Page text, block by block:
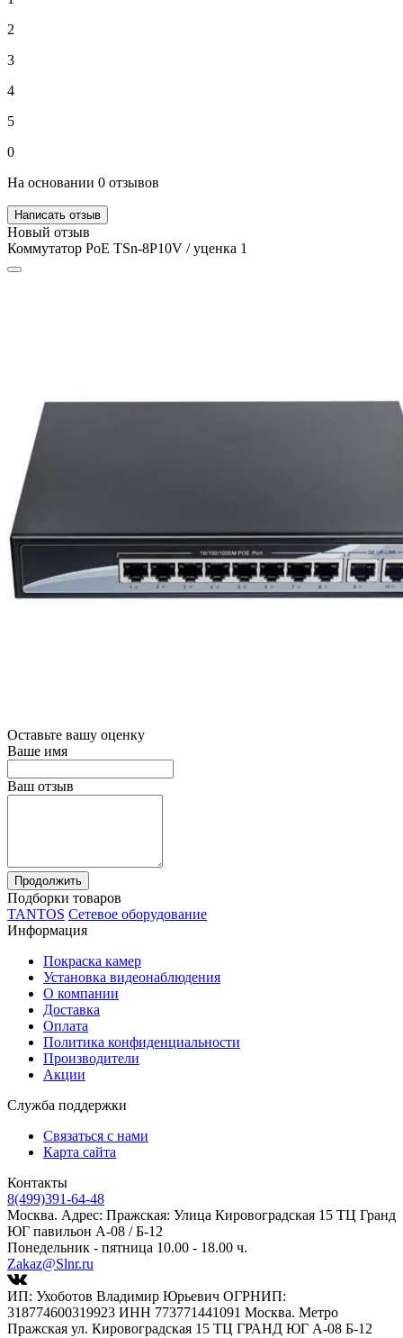
2
3
4
5
0
На основании 0 отзывов
Написать отзыв
Новый отзыв
Коммутатор PoE TSn-8P10V / уценка 1
Оставьте вашу оценку
Ваше имя
Ваш отзыв
Продолжить
Подборки товаров
TANTOS Сетевое оборудование
Информация
Покраска камер
Установка видеонаблюдения
О компании
Доставка
Оплата
Политика конфиденциальности
Производители
Акции
Служба поддержки
Связаться с нами
Карта сайта
Контакты
8(499)391-64-48
Москва. Адрес: Пражская: Улица Кировоградская 15 ТЦ Гранд
ЮГ павильон А-08 / Б-12
Понедельник - пятница 10.00 - 18.00 ч.
Zakaz@Slnr.ru
ИП: Ухоботов Владимир Юрьевич ОГРНИП:
318774600319923 ИНН 773771441091 Москва. Метро
Пражская ул. Кировоградская 15 ТЦ ГРАНД ЮГ А-08 Б-12